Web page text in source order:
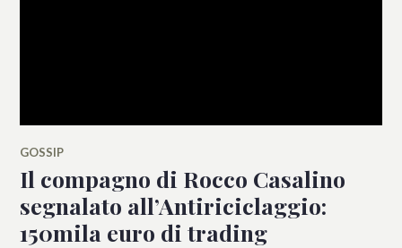
GOSSIP
Il compagno di Rocco Casalino
segnalato all’Antiriciclaggio:
150mila euro di trading